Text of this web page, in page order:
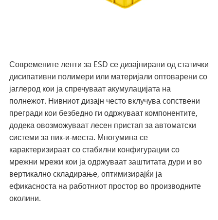
Современите ленти за ESD се дизајнирани од статички
дисипативни полимери или материјали оптоварени со
јаглерод кои ја спречуваат акумулацијата на
полнежот. Нивниот дизајн често вклучува сопствени
прегради кои безбедно ги одржуваат компонентите,
додека овозможуваат лесен пристап за автоматски
системи за пик-и-места. Многумина се
карактеризираат со стабилни конфигурации со
мрежни мрежи кои ја одржуваат заштитата дури и во
вертикално складирање, оптимизирајќи ја
ефикасноста на работниот простор во производните
околини.